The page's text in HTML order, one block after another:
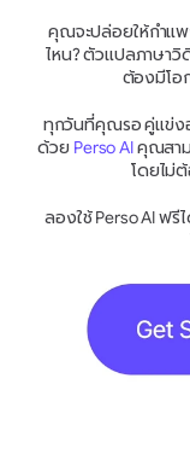
คุณจะปล่อยให้กำแ
ไหน? ตัวแปลภาษาวิ
ต้องมีโอ
ทุกวันที่คุณรอ คู่แข่ง
ด้วย Perso AI คุณสาม
โดยไม่
ลองใช้ Perso AI ฟรี